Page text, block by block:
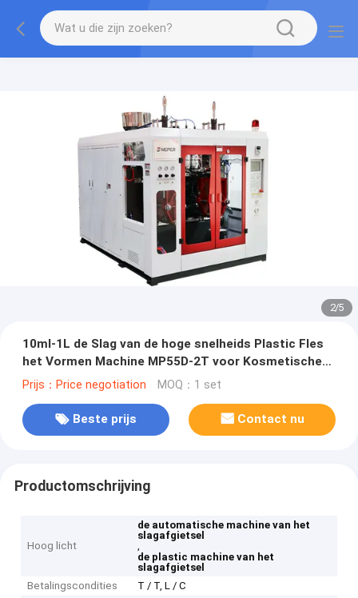
2/5
10ml-1L de Slag van de hoge snelheids Plastic Fles
het Vormen Machine MP55D-2T voor Kosmetische
Fles
Prijs：Price negotiation MOQ：1 set
Beste prijs Contact nu
Productomschrijving
Hoog licht
de automatische machine van het
slagafgietsel
,
de plastic machine van het
slagafgietsel
Betalingscondities
T / T, L / C